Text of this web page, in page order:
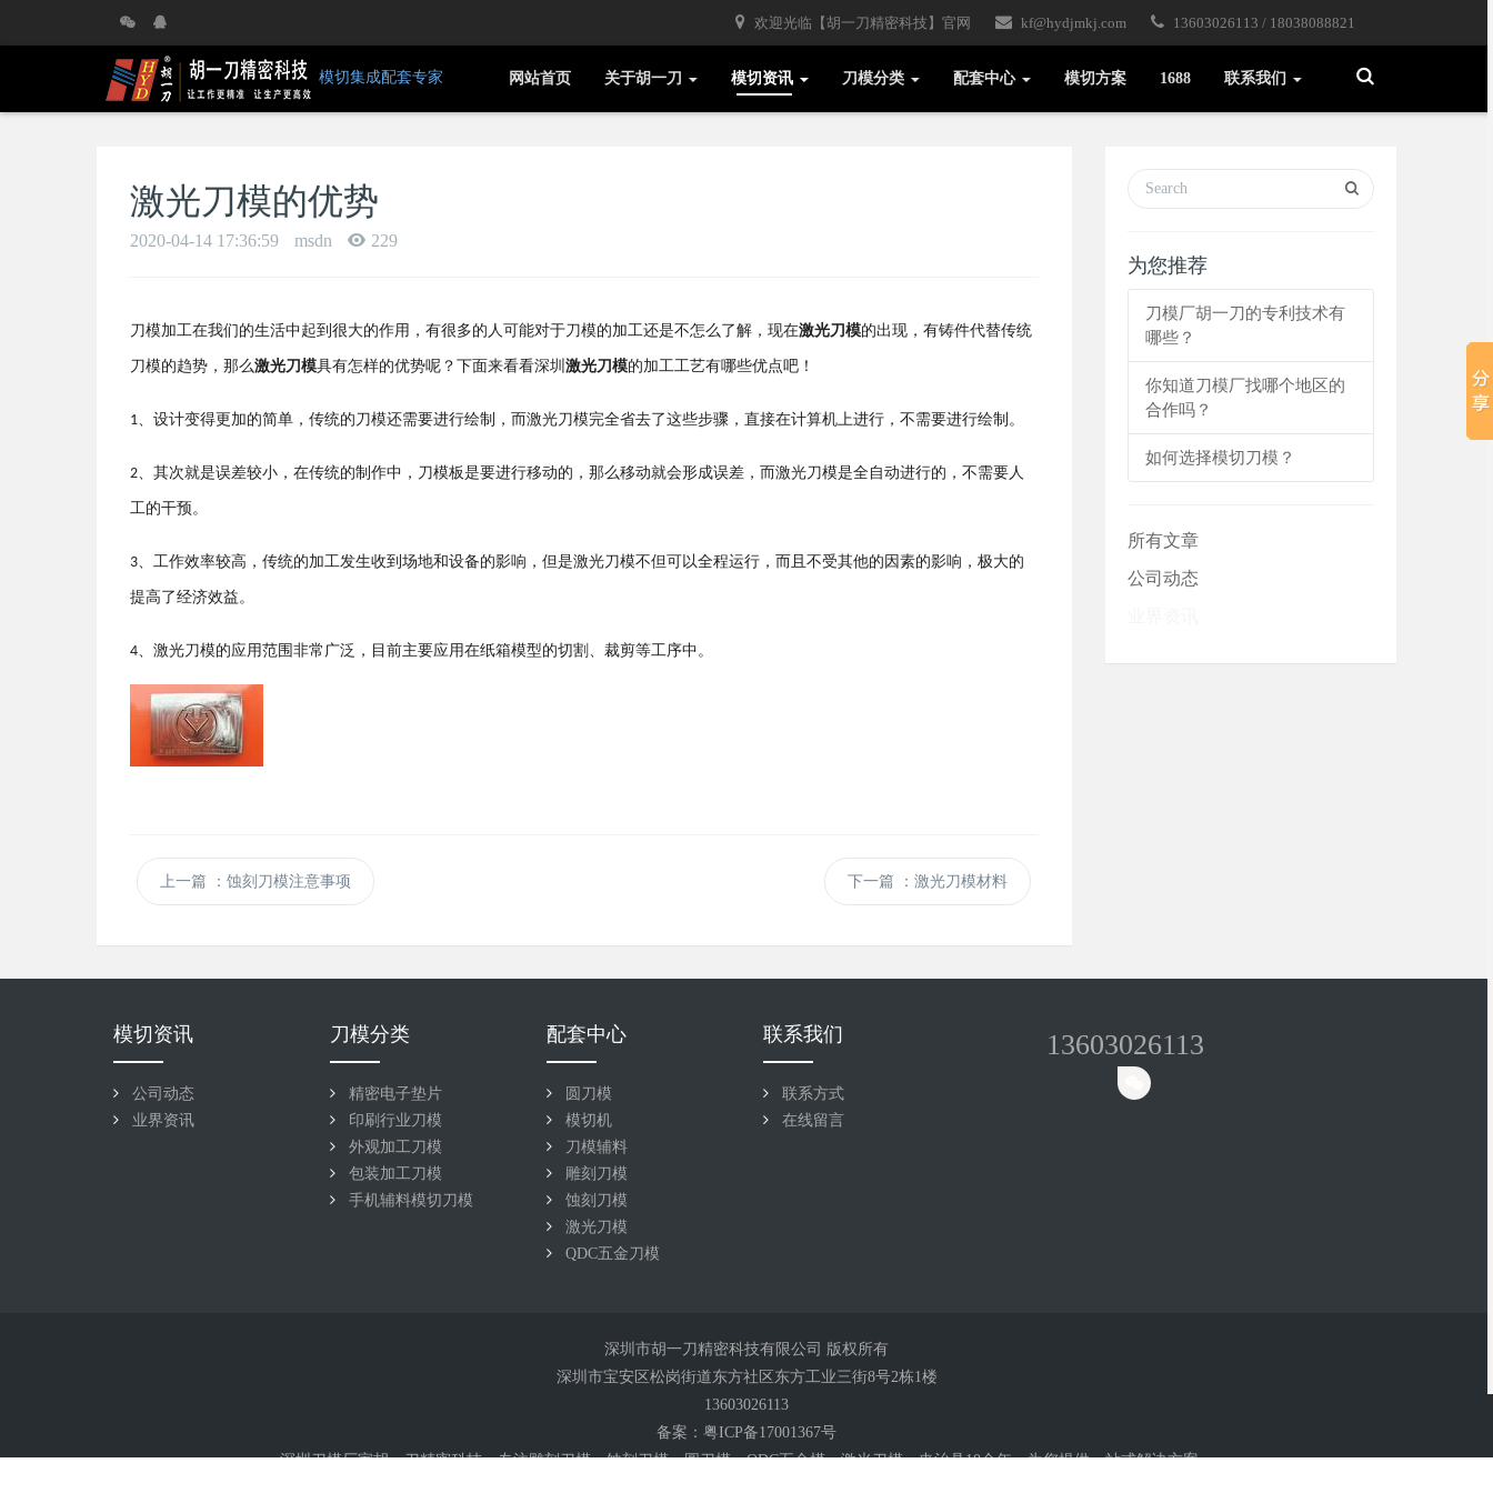
欢迎光临【胡一刀精密科技】官网 kf@hydjmkj.com 13603026113 / 18038088821
模切集成配套专家 Toggle
Search
网站首页 关于胡一刀 模切资讯 刀模分类 配套中心 模切方案 1688 联系我们
激光刀模的优势
2020-04-14 17:36:59 msdn 229
刀模加工在我们的生活中起到很大的作用，有很多的人可能对于刀模的加工还是不怎么了解，现在激光刀模的出现，有铸件代替传统
刀模的趋势，那么激光刀模具有怎样的优势呢？下面来看看深圳 激光刀模的加工工艺有哪些优点吧！
1、设计变得更加的简单，传统的刀模还需要进行绘制，而激光刀模完全省去了这些步骤，直接在计算机上进行，不需要进行绘制。
2、其次就是误差较小，在传统的制作中，刀模板是要进行移动的，那么移动就会形成误差，而激光刀模是全自动进行的，不需要人
工的干预。
3、工作效率较高，传统的加工发生收到场地和设备的影响，但是激光刀模不但可以全程运行，而且不受其他的因素的影响，极大的
提高了经济效益。
4、激光刀模的应用范围非常广泛，目前主要应用在纸箱模型的切割、裁剪等工序中。
上一篇 ：蚀刻刀模注意事项 下一篇 ：激光刀模材料
为您推荐
刀模厂胡一刀的专利技术有
哪些？
你知道刀模厂找哪个地区的
合作吗？
如何选择模切刀模？
所有文章
公司动态
模切资讯
公司动态
业界资讯
刀模分类
精密电子垫片
印刷行业刀模
外观加工刀模
包装加工刀模
手机辅料模切刀模
配套中心
圆刀模
模切机
刀模辅料
雕刻刀模
蚀刻刀模
激光刀模
QDC五金刀模
联系我们
联系方式
在线留言
13603026113
深圳市胡一刀精密科技有限公司 版权所有
深圳市宝安区松岗街道东方社区东方工业三街8号2栋1楼
13603026113
备案： 粤ICP备17001367号
深圳刀模厂家胡一刀精密科技，专注雕刻刀模、蚀刻刀模、圆刀模、QDC五金模、激光刀模、夹治具10余年，为您提供一站式解决方案。